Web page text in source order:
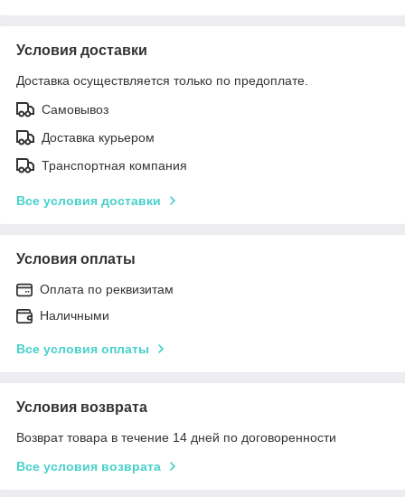
Условия доставки
Доставка осуществляется только по предоплате.
Самовывоз
Доставка курьером
Транспортная компания
Все условия доставки
Условия оплаты
Оплата по реквизитам
Наличными
Все условия оплаты
Условия возврата
Возврат товара в течение 14 дней по договоренности
Все условия возврата